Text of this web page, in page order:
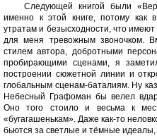
Следующей книгой были
именно к этой книге, потому как
утратам и безысходности, что
для меня тревожным звоночком.
стилем автора, добротными
пробирающими сценами, я
построении сюжетной линии и
глобальным сценам-баталиям. Ну
Небесный Графоман бы велел
Оно того стоило и весьма к
«бугагашенькам». Даже как-то
бьются за светлые и тёмные идеалы,